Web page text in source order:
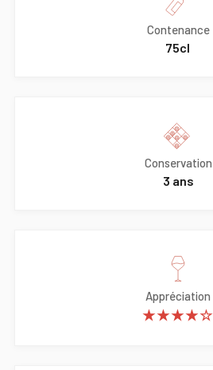
Contenance
75cl
Conservation
3 ans
Appréciation
★★★★☆